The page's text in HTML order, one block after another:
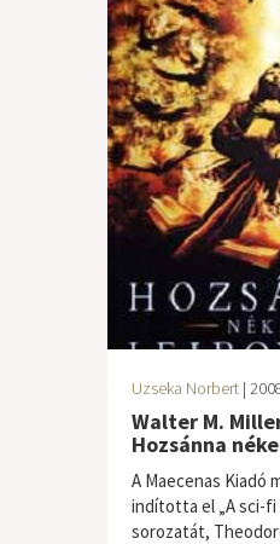
Uzseka Norbert |
Walter M.
Hozsánna
A Maecenas Kiadó
indította el „A sci-fi
sorozatát,